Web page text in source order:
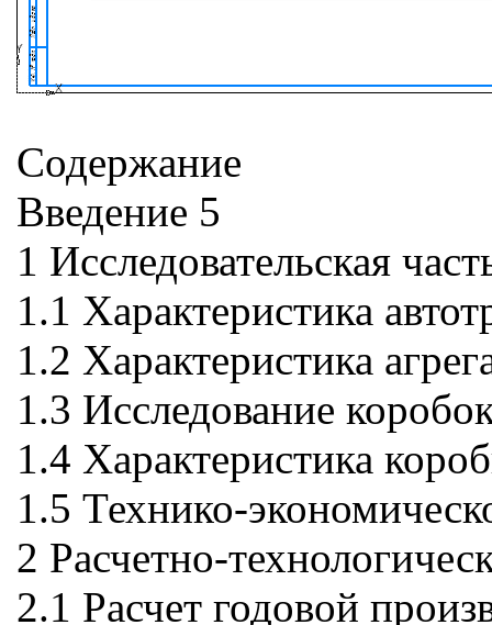
Содержание
Введение 5
1 Исследовательская
1.1 Характеристика
1.2 Характеристика
1.3 Исследование
1.4 Характеристика
1.5 Технико-
2 Расчетно-
2.1 Расчет годовой